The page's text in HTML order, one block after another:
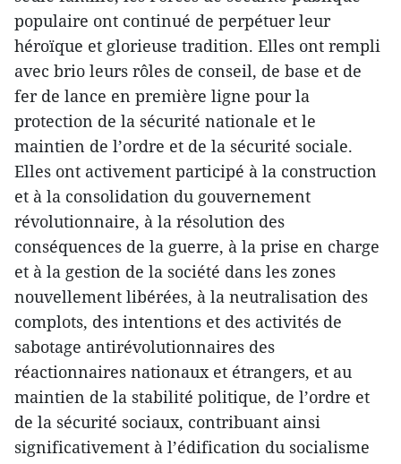
populaire ont continué de perpétuer leur
héroïque et glorieuse tradition. Elles ont rempli
avec brio leurs rôles de conseil, de base et de
fer de lance en première ligne pour la
protection de la sécurité nationale et le
maintien de l’ordre et de la sécurité sociale.
Elles ont activement participé à la construction
et à la consolidation du gouvernement
révolutionnaire, à la résolution des
conséquences de la guerre, à la prise en charge
et à la gestion de la société dans les zones
nouvellement libérées, à la neutralisation des
complots, des intentions et des activités de
sabotage antirévolutionnaires des
réactionnaires nationaux et étrangers, et au
maintien de la stabilité politique, de l’ordre et
de la sécurité sociaux, contribuant ainsi
significativement à l’édification du socialisme